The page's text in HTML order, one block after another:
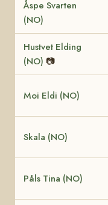
Åspe Svarten
(NO)
Hustvet Elding
(NO) 📷
Moi Eldi (NO)
Skala (NO)
Påls Tina (NO)